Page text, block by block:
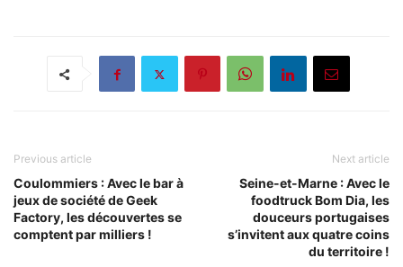
Previous article
Coulommiers : Avec le bar à
jeux de société de Geek
Factory, les découvertes se
comptent par milliers !
Next article
Seine-et-Marne : Avec le
foodtruck Bom Dia, les
douceurs portugaises
s’invitent aux quatre coins
du territoire !